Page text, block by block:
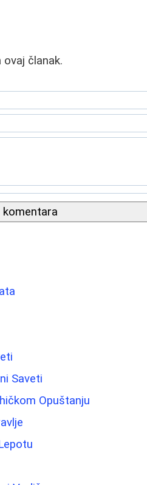
članak.
komentara
Saveti
Opuštanju